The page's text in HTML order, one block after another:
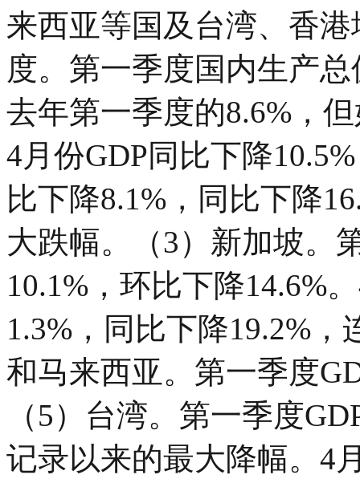
来西亚等国及台湾、香
度。第一季度国内生产
去年第一季度的8.6%，
4月份GDP同比下降
比下降8.1%，同比下降
大跌幅。（3）新加坡。
10.1%，环比下降14.6%
1.3%，同比下降19.2%
和马来西亚。第一季度
（5）台湾。第一季度
记录以来的最大降幅。4